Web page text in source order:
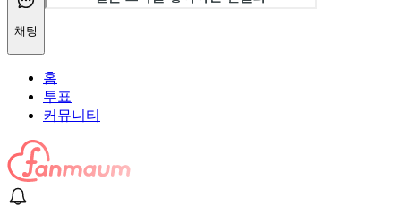
채팅
홈
투표
커뮤니티